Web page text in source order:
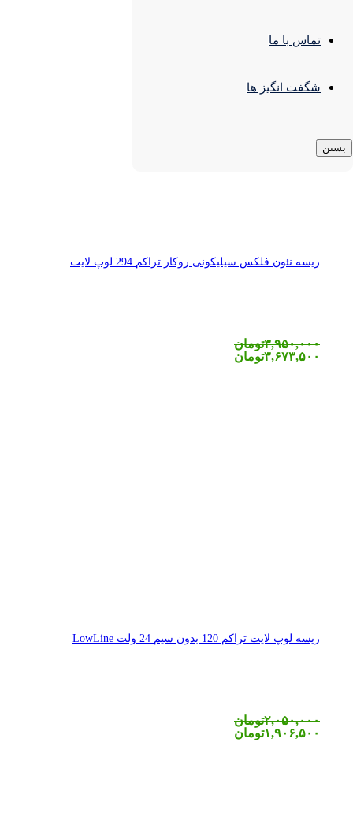
تماس با ما
شگفت انگیز ها
بستن
ریسه نئون فلکس سیلیکونی روکار تراکم 294 لوپ لایت
۳,۹۵۰,۰۰۰تومان
۳,۶۷۳,۵۰۰تومان
ریسه لوپ لایت تراکم 120 بدون سیم 24 ولت LowLine
۲,۰۵۰,۰۰۰تومان
۱,۹۰۶,۵۰۰تومان